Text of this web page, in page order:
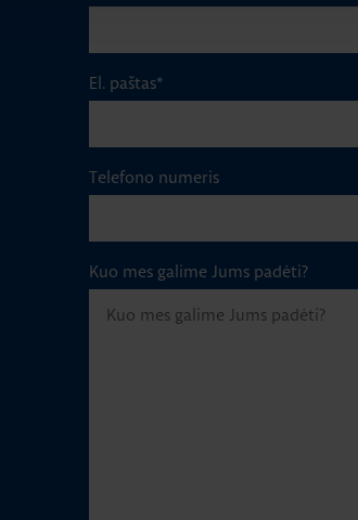
El. paštas*
Telefono numeris
Kuo mes galime Jums padėti?